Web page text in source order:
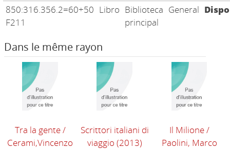
850:316.356.2=60+50
F211
Libro Biblioteca
principal
General
Dans le même rayon
Tra la gente/
Cerami,Vincenzo
Scrittori italiani di
viaggio (2013)
Il Milione/
Paolini, Marco